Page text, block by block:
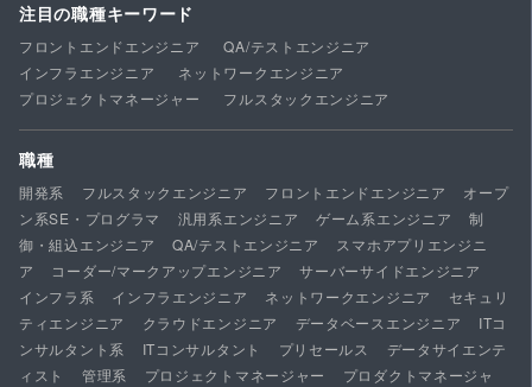
注目の職種キーワード
フロントエンドエンジニア
QA/テストエンジニア
インフラエンジニア
ネットワークエンジニア
プロジェクトマネージャー
フルスタックエンジニア
職種
開発系 フルスタックエンジニア フロントエンドエンジニア
オープ
ン系SE・プログラマ
汎用系エンジニア ゲーム系エンジニア
制
御・組込エンジニア
QA/テストエンジニア
スマホアプリエンジニ
ア
コーダー/マークアップエンジニア
サーバーサイドエンジニア
インフラ系
インフラエンジニア ネットワークエンジニア
セキュリ
ティエンジニア
クラウドエンジニア データベースエンジニア
ITコ
ンサルタント系
ITコンサルタント プリセールス
データサイエンテ
ィスト
管理系 プロジェクトマネージャー
プロダクトマネージャ